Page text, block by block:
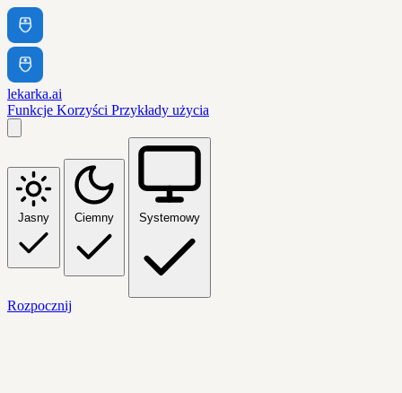
lekarka.ai
Funkcje Korzyści Przykłady użycia
Jasny Ciemny Systemowy
Rozpocznij